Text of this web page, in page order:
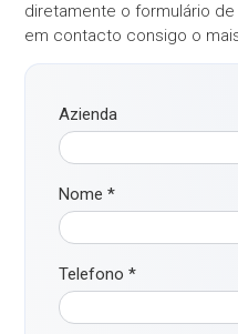
diretamente o formulário
em contacto consigo o
Azienda
Nome*
Telefono*